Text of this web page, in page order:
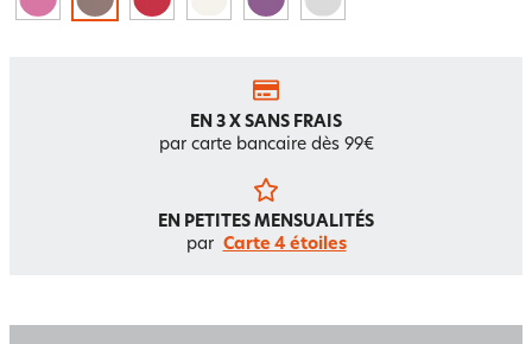
EN 3 X SANS FRAIS
par carte bancaire dès 99€
EN PETITES MENSUALITÉS
par Carte 4 étoiles